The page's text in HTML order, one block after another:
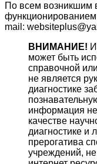
По всем возникшим
mail:
ВНИМАНИЕ!
может быть
справочной
не является
диагностике
информация
качестве
диагностике и
прерогатива
учреждений,